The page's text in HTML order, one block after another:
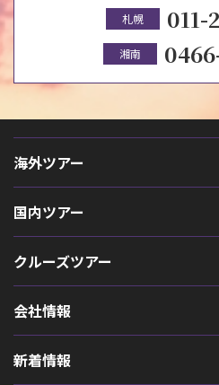
札幌 011-
湘南
海外ツアー
国内ツアー
クルーズツアー
会社情報
新着情報